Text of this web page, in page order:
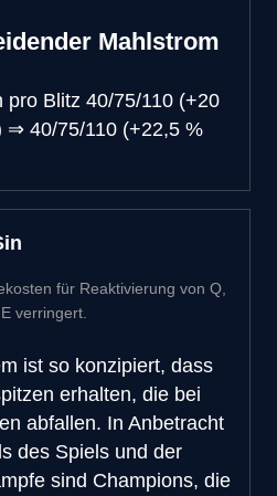
Mahlstrom
pro Blitz 40/75/110 (+20
⇒ 40/75/110 (+22,5 %
für Reaktivierung von Q,
verringert.
ist so konzipiert, dass
erhalten, die bei
abfallen. In Anbetracht
des Spiels und der
sind Champions, die